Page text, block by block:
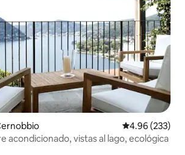
Calificación
4.96 (233)
acondicionado, vistas al lago, ecológica